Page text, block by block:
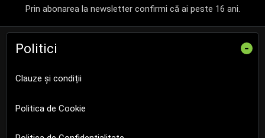
Prin abonarea la newsletter confirmi că ai peste 16 ani.
Politici -
Clauze și condiții
Politica de Cookie